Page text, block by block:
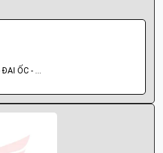
NHÓM PHỤ TÙNG: BU LÔNG - ĐAI ỐC - VÍT